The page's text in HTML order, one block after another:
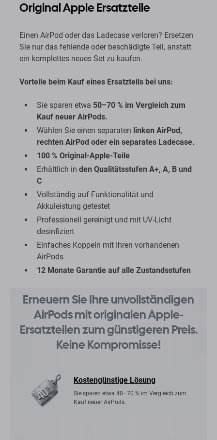
Original Apple Ersatzteile
Einen AirPod oder das Ladecase verloren? Ersetzen
Sie nur das fehlende oder beschädigte Teil, anstatt
ein komplettes neues Set zu kaufen.
Vorteile beim Kauf eines Ersatzteils bei uns:
Sie sparen etwa 50–70 % im Vergleich zum
Kauf neuer AirPods.
Wählen Sie einen separaten linken AirPod,
rechten AirPod oder ein separates Ladecase.
100 % Original-Apple-Teile
Erhältlich in den Qualitätsstufen A+, A, B und
C
Vollständig auf Funktionalität und
Akkuleistung getestet
Professionell gereinigt und mit UV-Licht
desinfiziert
Einfaches Koppeln mit Ihren vorhandenen
AirPods
12 Monate Garantie auf alle Zustandsstufen
Erneuern Sie Ihre unvollständigen
AirPods mit originalen Apple-
Ersatzteilen zum günstigeren Preis.
Keine Kompromisse!
Kostengünstige Lösung
Sie sparen etwa 40–70 % im Vergleich zum
Kauf neuer AirPods.